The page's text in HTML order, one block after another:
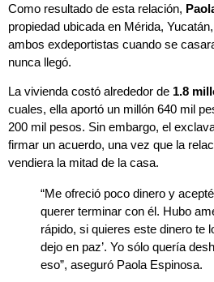
Como resultado de esta relación,
propiedad ubicada en Mérida,
ambos exdeportistas cuando se
nunca llegó.
La vivienda costó alrededor de 1.8
cuales, ella aportó un millón 640 mil
200 mil pesos. Sin embargo, el
firmar un acuerdo, una vez que la
vendiera la mitad de la casa.
“Me ofreció poco dinero y
querer terminar con él. Hubo
rápido, si quieres este dinero te
dejo en paz’. Yo sólo quería
eso”, aseguró Paola Espinosa.